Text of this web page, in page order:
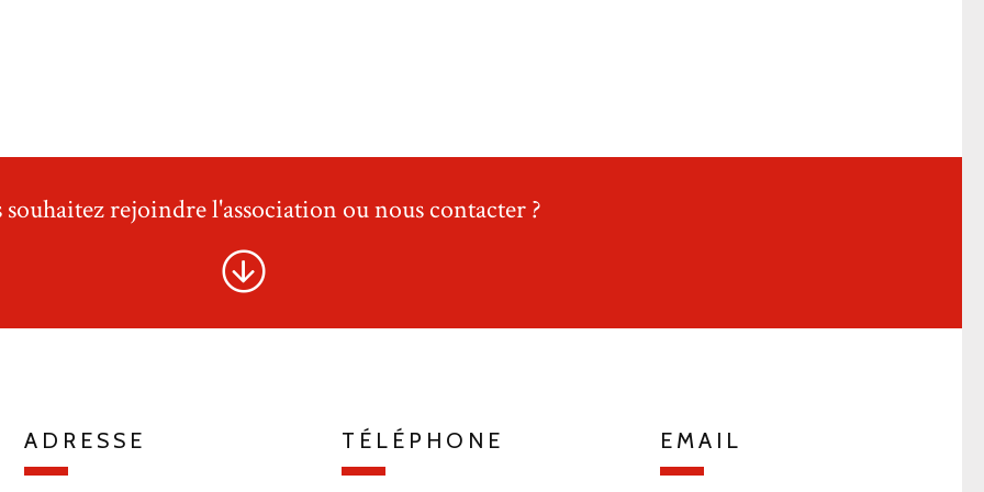
souhaitez rejoindre l'association ou nous contacter ?
ADRESSE TÉLÉPHONE EMAIL